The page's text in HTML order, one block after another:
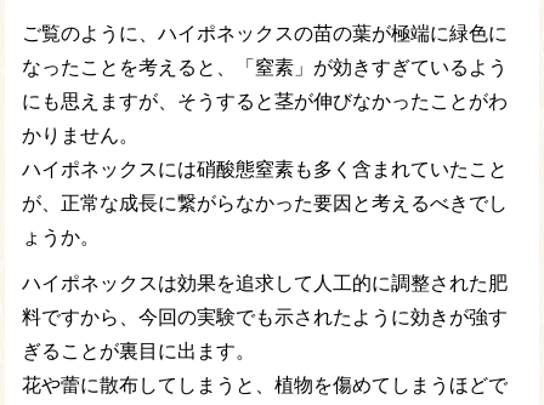
ご覧のように、ハイポネックスの苗の葉が極端に緑色に
なったことを考えると、「窒素」が効きすぎているよう
にも思えますが、そうすると茎が伸びなかったことがわ
かりません。
ハイポネックスには硝酸態窒素も多く含まれていたこと
が、正常な成長に繋がらなかった要因と考えるべきでし
ょうか。
ハイポネックスは効果を追求して人工的に調整された肥
料ですから、今回の実験でも示されたように効きが強す
ぎることが裏目に出ます。
花や蕾に散布してしまうと、植物を傷めてしまうほどで